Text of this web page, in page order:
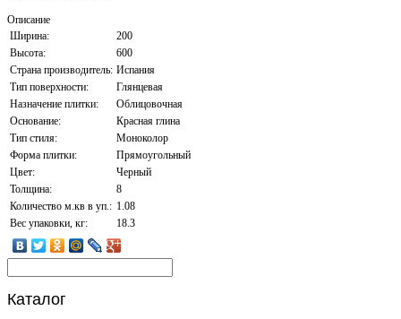
Описание
Ширина:
200
Высота:
600
Страна производитель: Испания
Тип поверхности:
Глянцевая
Назначение плитки:
Облицовочная
Основание:
Красная глина
Тип стиля:
Моноколор
Форма плитки:
Прямоугольный
Цвет:
Черный
Толщина:
8
Количество м.кв в уп.: 1.08
Вес упаковки, кг:
18.3
Каталог